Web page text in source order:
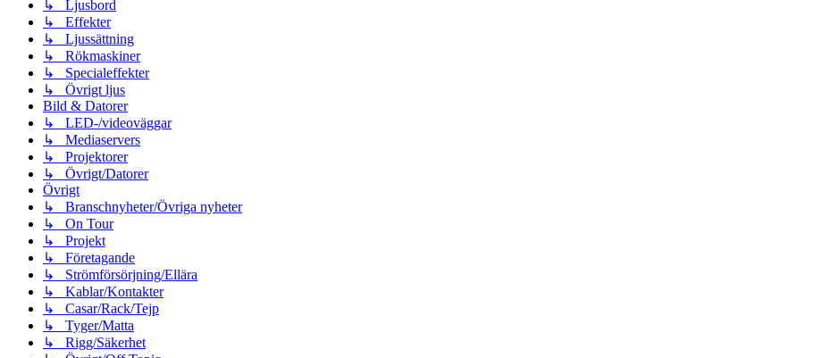
↳ Ljusbord
↳ Effekter
↳ Ljussättning
↳ Rökmaskiner
↳ Specialeffekter
↳ Övrigt ljus
Bild & Datorer
↳ LED-/videoväggar
↳ Mediaservers
↳ Projektorer
↳ Övrigt/Datorer
Övrigt
↳ Branschnyheter/Övriga nyheter
↳ On Tour
↳ Projekt
↳ Företagande
↳ Strömförsörjning/Ellära
↳ Kablar/Kontakter
↳ Casar/Rack/Tejp
↳ Tyger/Matta
↳ Rigg/Säkerhet